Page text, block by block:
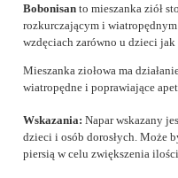
Bobonisan to mieszanka ziół
rozkurczającym i
wzdęciach zarówno u dzieci jak
Mieszanka ziołowa ma
wiatropędne i poprawiające
Wskazania: Napar wskazany
dzieci i osób dorosłych. Może
piersią w celu zwiększenia